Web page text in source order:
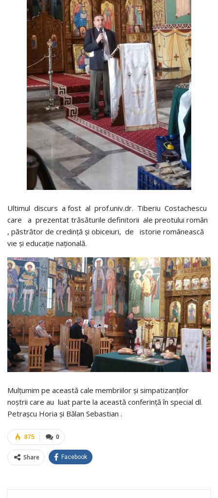
Ultimul discurs a fost al prof.univ.dr. Tiberiu Costachescu
care a prezentat trăsăturile definitorii ale preotului român
, păstrător de credință și obiceiuri, de istorie românească
vie și educație națională.
Mulțumim pe această cale membriilor și simpatizanților
noștrii care au luat parte la această conferință în special dl.
Petrașcu Horia și Bălan Sebastian .
0
875
Share Facebook